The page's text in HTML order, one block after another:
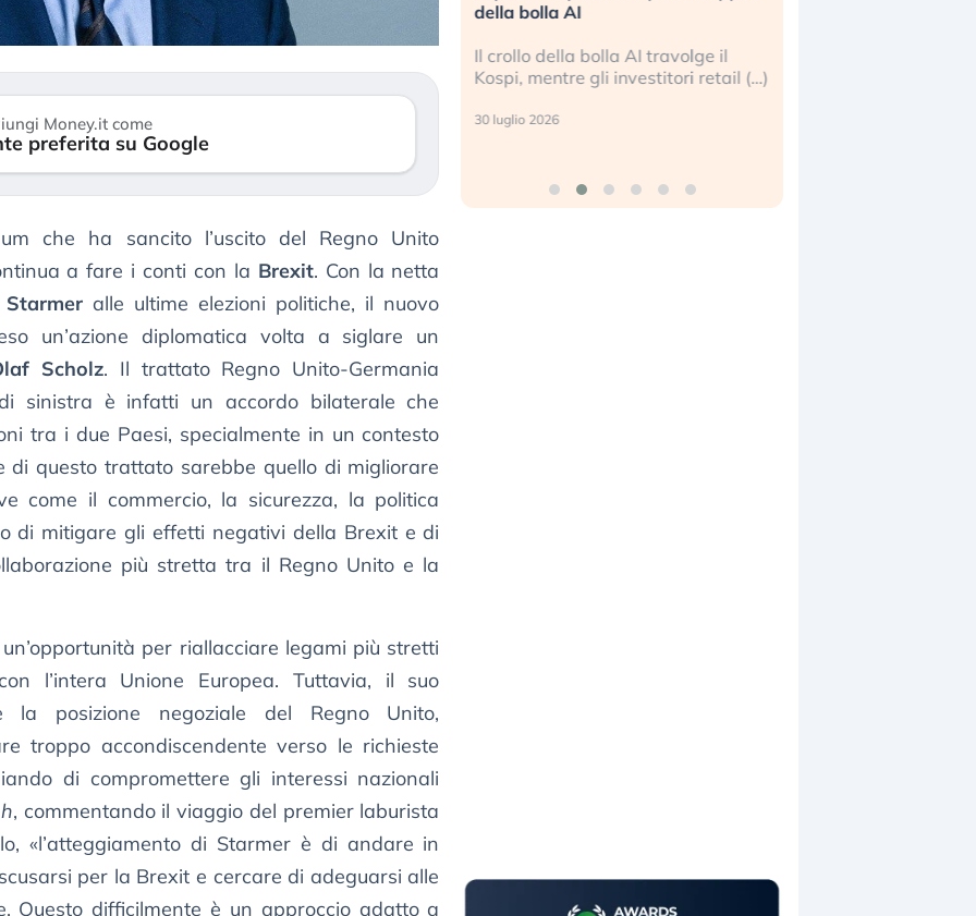
Money.it come
preferita su Google
che ha sancito l’uscito del Regno Unito
a fare i conti con la Brexit. Con la netta
alle ultime elezioni politiche, il nuovo
un’azione diplomatica volta a siglare un
Scholz. Il trattato Regno Unito-Germania
sinistra è infatti un accordo bilaterale che
tra i due Paesi, specialmente in un contesto
di questo trattato sarebbe quello di migliorare
come il commercio, la sicurezza, la politica
di mitigare gli effetti negativi della Brexit e di
più stretta tra il Regno Unito e la
per riallacciare legami più stretti
l’intera Unione Europea. Tuttavia, il suo
la posizione negoziale del Regno Unito,
troppo accondiscendente verso le richieste
di compromettere gli interessi nazionali
, commentando il viaggio del premier laburista
«l’atteggiamento di Starmer è di andare in
per la Brexit e cercare di adeguarsi alle
Questo difficilmente è un approccio adatto a
repricing degli asset?
mostrando segni di stanchezza
verso le (…)
3 agosto 2026
della bolla AI
Il crollo della bolla AI travolge il
Kospi, mentre gli investitori retail (…)
30 luglio 2026